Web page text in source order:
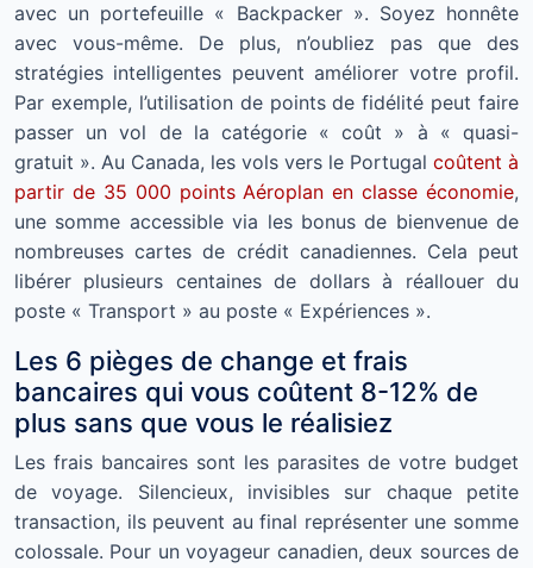
avec un portefeuille « Backpacker ». Soyez honnête
avec vous-même. De plus, n’oubliez pas que des
stratégies intelligentes peuvent améliorer votre profil.
Par exemple, l’utilisation de points de fidélité peut faire
passer un vol de la catégorie « coût » à « quasi-
gratuit ». Au Canada, les vols vers le Portugal coûtent à
partir de 35 000 points Aéroplan en classe économie,
une somme accessible via les bonus de bienvenue de
nombreuses cartes de crédit canadiennes. Cela peut
libérer plusieurs centaines de dollars à réallouer du
poste « Transport » au poste « Expériences ».
Les 6 pièges de change et frais
bancaires qui vous coûtent 8-12% de
plus sans que vous le réalisiez
Les frais bancaires sont les parasites de votre budget
de voyage. Silencieux, invisibles sur chaque petite
transaction, ils peuvent au final représenter une somme
colossale. Pour un voyageur canadien, deux sources de